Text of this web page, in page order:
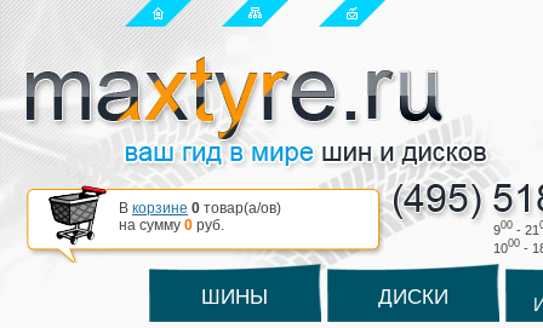
900 - 21
1000 -
В корзине 0 товар(a/ов)
на сумму 0 руб.
ШИНЫ ДИСКИ